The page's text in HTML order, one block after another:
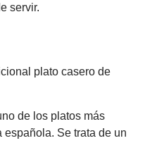
servir.
de los platos más
Se trata de un